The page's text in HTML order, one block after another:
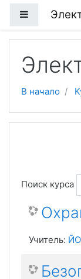
Боковая
В начало
Поиск курса
Учитель: